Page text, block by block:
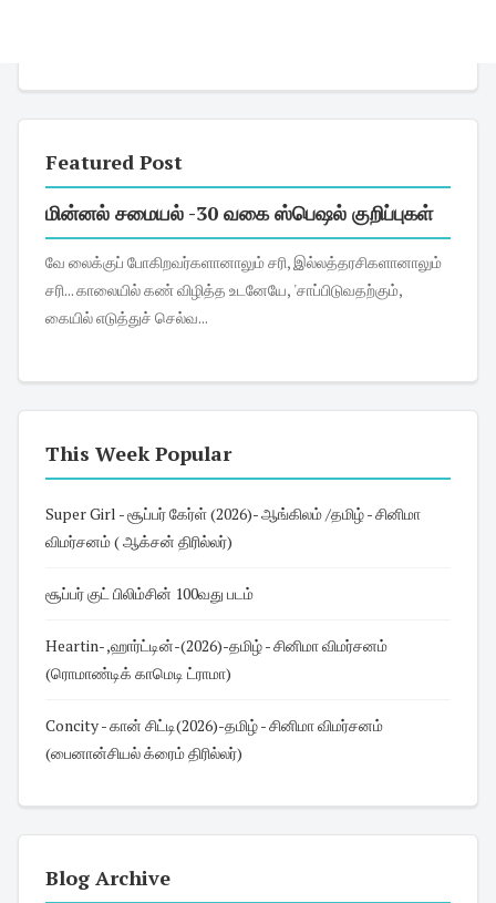
Featured Post
மின்னல் சமையல் -30 வகை ஸ்பெஷல் குறிப்புகள்
வே லைக்குப் போகிறவர்களானாலும் சரி, இல்லத்தரசிகளானாலும்
சரி... காலையில் கண் விழித்த உடனேயே, 'சாப்பிடுவதற்கும்,
கையில் எடுத்துச் செல்வ...
This Week Popular
Super Girl - சூப்பர் கேர்ள் (2026)- ஆங்கிலம் /தமிழ் - சினிமா
விமர்சனம் ( ஆக்சன் திரில்லர்)
சூப்பர் குட் பிலிம்சின் 100வது படம்
Heartin- ,ஹார்ட்டின்-(2026)-தமிழ் - சினிமா விமர்சனம்
(ரொமாண்டிக் காமெடி ட்ராமா)
Concity - கான் சிட்டி(2026)-தமிழ் - சினிமா விமர்சனம்
(பைனான்சியல் க்ரைம் திரில்லர்)
Blog Archive